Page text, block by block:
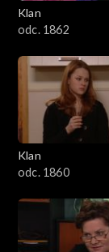
Klan
odc. 1862
Klan
odc. 1860